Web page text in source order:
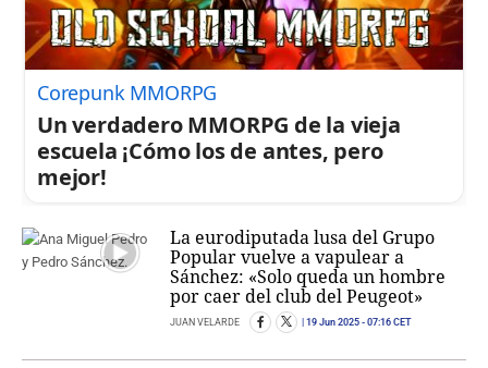
Corepunk MMORPG
Un verdadero MMORPG de la vieja
escuela ¡Cómo los de antes, pero
mejor!
La eurodiputada lusa del Grupo
Popular vuelve a vapulear a
Sánchez: «Solo queda un hombre
por caer del club del Peugeot»
JUAN VELARDE 19 Jun 2025 - 07:16 CET